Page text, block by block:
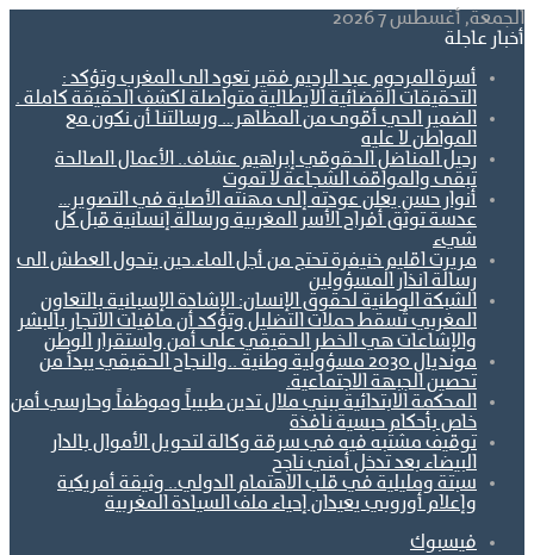
الجمعة, أغسطس 7 2026
أخبار عاجلة
أسرة المرحوم عبد الرحيم فقير تعود الى المغرب وتؤكد :
التحقيقات القضائية الايطالية متواصلة لكشف الحقيقة كاملة .
الضمير الحي أقوى من المظاهر… ورسالتنا أن نكون مع
المواطن لا عليه
رحيل المناضل الحقوقي إبراهيم عشاف.. الأعمال الصالحة
تبقى والمواقف الشجاعة لا تموت
أنوار حسن يعلن عودته إلى مهنته الأصلية في التصوير…
عدسة توثق أفراح الأسر المغربية ورسالة إنسانية قبل كل
شيء
مريرت اقليم خنيفرة تحتج من أجل الماء.حين يتحول العطش الى
رسالة انذار المسؤولين
الشبكة الوطنية لحقوق الإنسان: الإشادة الإسبانية بالتعاون
المغربي تُسقط حملات التضليل وتؤكد أن مافيات الاتجار بالبشر
والإشاعات هي الخطر الحقيقي على أمن واستقرار الوطن
مونديال 2030 مسؤولية وطنية ..والنجاح الحقيقي يبدأ من
تحصين الجبهة الاجتماعية.
المحكمة الابتدائية ببني ملال تدين طبيباً وموظفاً وحارسي أمن
خاص بأحكام حبسية نافذة
توقيف مشتبه فيه في سرقة وكالة لتحويل الأموال بالدار
البيضاء بعد تدخل أمني ناجح
سبتة ومليلية في قلب الاهتمام الدولي.. وثيقة أمريكية
وإعلام أوروبي يعيدان إحياء ملف السيادة المغربية
فيسبوك